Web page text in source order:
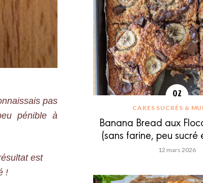
pas
pénible à
est
!
CAKES SUCRÉS &
Banana Bread aux
(sans farine, peu sucré
12 mars 2026